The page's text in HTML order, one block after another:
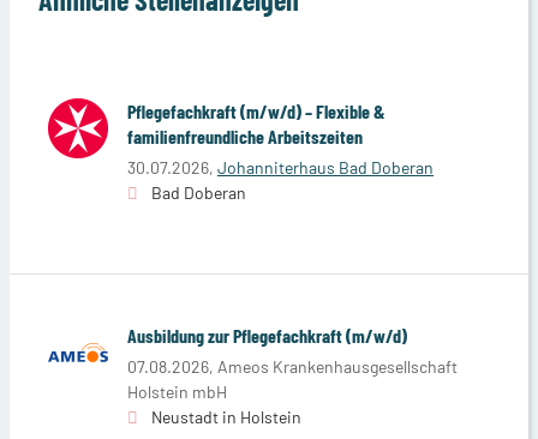
Pflegefachkraft (m/w/d) – Flexible &
familienfreundliche Arbeitszeiten
30.07.2026, Johanniterhaus Bad Doberan
Bad Doberan
Ausbildung zur Pflegefachkraft (m/w/d)
07.08.2026, Ameos Krankenhausgesellschaft
Holstein mbH
Neustadt in Holstein